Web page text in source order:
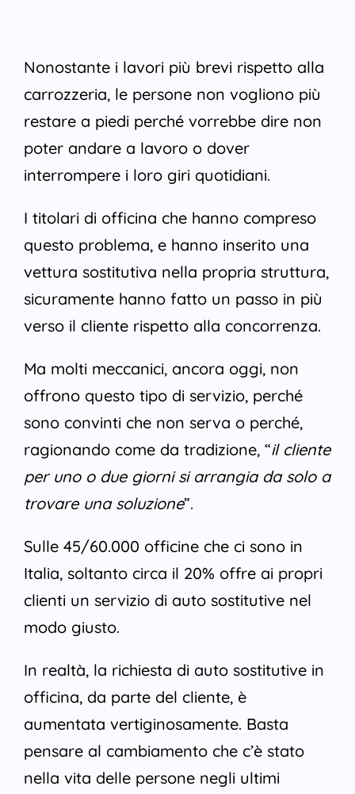
Nonostante i lavori più brevi rispetto alla
carrozzeria, le persone non vogliono più
restare a piedi perché vorrebbe dire non
poter andare a lavoro o dover
interrompere i loro giri quotidiani.
I titolari di officina che hanno compreso
questo problema, e hanno inserito una
vettura sostitutiva nella propria struttura,
sicuramente hanno fatto un passo in più
verso il cliente rispetto alla concorrenza.
Ma molti meccanici, ancora oggi, non
offrono questo tipo di servizio, perché
sono convinti che non serva o perché,
ragionando come da tradizione, “il cliente
per uno o due giorni si arrangia da solo a
trovare una soluzione”.
Sulle 45/60.000 officine che ci sono in
Italia, soltanto circa il 20% offre ai propri
clienti un servizio di auto sostitutive nel
modo giusto.
In realtà, la richiesta di auto sostitutive in
officina, da parte del cliente, è
aumentata vertiginosamente. Basta
pensare al cambiamento che c’è stato
nella vita delle persone negli ultimi